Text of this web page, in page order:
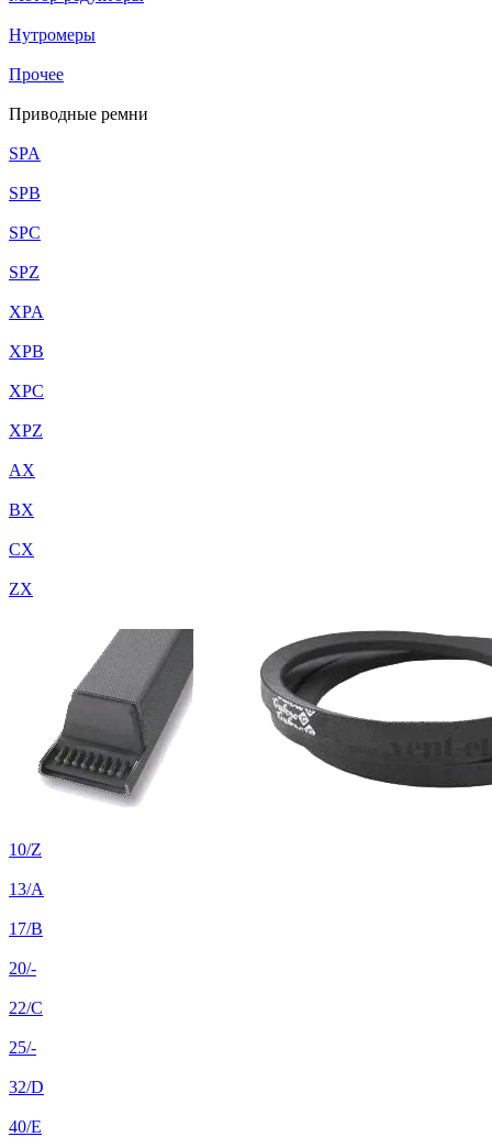
Нутромеры
Прочее
Приводные ремни
SPA
SPB
SPC
SPZ
XPA
XPB
XPC
XPZ
AX
BX
CX
ZX
10/Z
13/A
17/B
20/-
22/C
25/-
32/D
40/E